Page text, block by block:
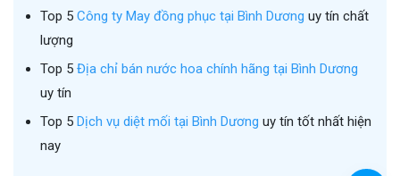
Top 5 Công ty May đồng phục tại Bình Dương uy tín chất
lượng
Top 5 Địa chỉ bán nước hoa chính hãng tại Bình Dương
uy tín
Top 5 Dịch vụ diệt mối tại Bình Dương uy tín tốt nhất hiện
nay